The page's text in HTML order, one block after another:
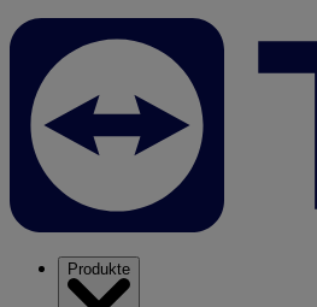
Produkte